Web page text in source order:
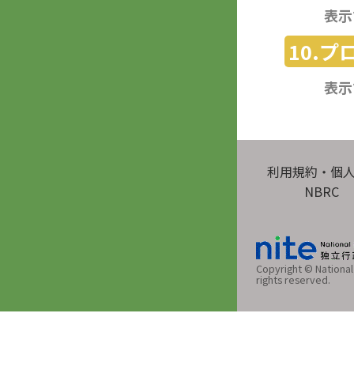
表
10.プ
表
利用規約・個
NBRC
Copyright ©
rights reserved.